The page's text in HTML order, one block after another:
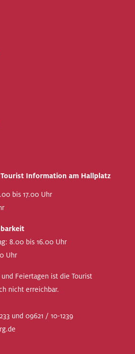
Information am Hallplatz
bis 17.00 Uhr
8.00 bis 16.00 Uhr
Uhr
Feiertagen ist die Tourist
nicht erreichbar.
und 09621 / 10-1239